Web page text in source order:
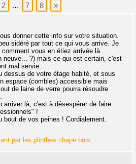
2 … 7 8 »
donner cette info sur votre situation.
sidéré par tout ce qui vous arrive. Je
vous en étiez arrivée là
neuve... ?) mais ce qui est certain, c'est
mal servie.
dessus de votre étage habité, et sous
espace (combles) accessible mais
de laine de verre pourra résoudre
arriver là, c'est à désespérer de faire
!
bout de vos peines ! Cordialement.
par les plinthes chape bois